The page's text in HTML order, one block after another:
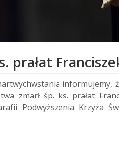
prałat
informujemy,
zmarł śp. ks. prałat
Podwyższenia Krzyża